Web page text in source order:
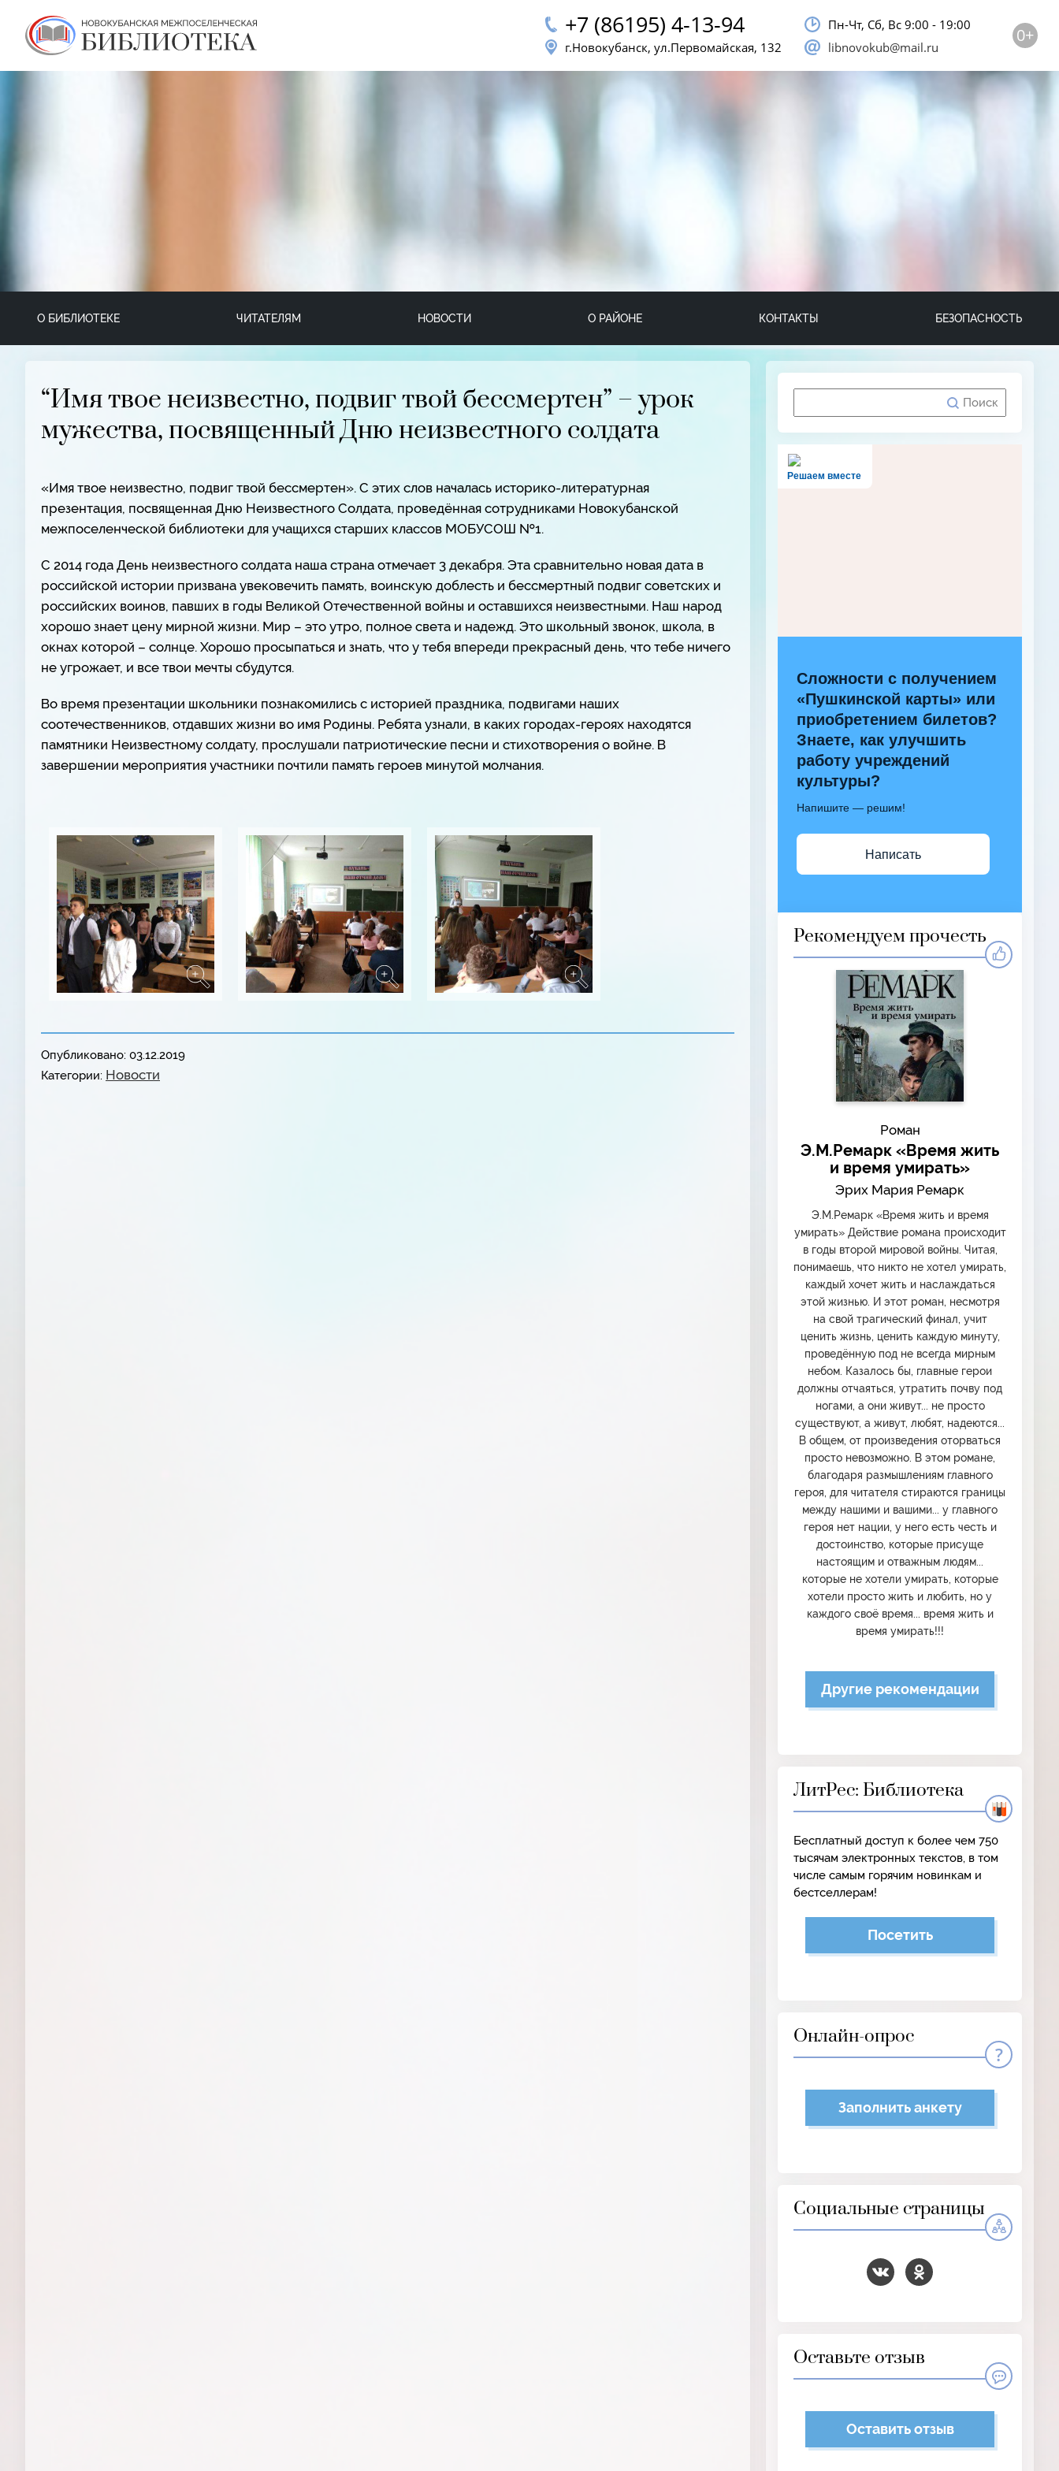
0+
+7 (86195) 4-13-94
г.Новокубанск, ул.Первомайская, 132
Пн-Чт, Сб, Bc 9:00 - 19:00
libnovokub@mail.ru
О БИБЛИОТЕКЕ ЧИТАТЕЛЯМ НОВОСТИ О РАЙОНЕ КОНТАКТЫ БЕЗОПАСНОСТЬ
“Имя твое неизвестно, подвиг твой бессмертен” – урок
мужества, посвященный Дню неизвестного солдата
«Имя твое неизвестно, подвиг твой бессмертен». С этих слов началась историко-литературная
презентация, посвященная Дню Неизвестного Солдата, проведённая сотрудниками Новокубанской
межпоселенческой библиотеки для учащихся старших классов МОБУСОШ №1.
С 2014 года День неизвестного солдата наша страна отмечает 3 декабря. Эта сравнительно новая дата в
российской истории призвана увековечить память, воинскую доблесть и бессмертный подвиг советских и
российских воинов, павших в годы Великой Отечественной войны и оставшихся неизвестными. Наш народ
хорошо знает цену мирной жизни. Мир – это утро, полное света и надежд. Это школьный звонок, школа, в
окнах которой – солнце. Хорошо просыпаться и знать, что у тебя впереди прекрасный день, что тебе ничего
не угрожает, и все твои мечты сбудутся.
Во время презентации школьники познакомились с историей праздника, подвигами наших
соотечественников, отдавших жизни во имя Родины. Ребята узнали, в каких городах-героях находятся
памятники Неизвестному солдату, прослушали патриотические песни и стихотворения о войне. В
завершении мероприятия участники почтили память героев минутой молчания.
Опубликовано: 03.12.2019
Категории: Новости
Решаем вместе
Сложности с получением
«Пушкинской карты» или
приобретением билетов?
Знаете, как улучшить
работу учреждений
культуры?
Напишите — решим!
Написать
Рекомендуем прочесть
Роман
Э.М.Ремарк «Время жить
и время умирать»
Эрих Мария Ремарк
Э.М.Ремарк «Время жить и время
умирать» Действие романа происходит
в годы второй мировой войны. Читая,
понимаешь, что никто не хотел умирать,
каждый хочет жить и наслаждаться
этой жизнью. И этот роман, несмотря
на свой трагический финал, учит
ценить жизнь, ценить каждую минуту,
проведённую под не всегда мирным
небом. Казалось бы, главные герои
должны отчаяться, утратить почву под
ногами, а они живут... не просто
существуют, а живут, любят, надеются...
В общем, от произведения оторваться
просто невозможно. В этом романе,
благодаря размышлениям главного
героя, для читателя стираются границы
между нашими и вашими... у главного
героя нет нации, у него есть честь и
достоинство, которые присуще
настоящим и отважным людям...
которые не хотели умирать, которые
хотели просто жить и любить, но у
каждого своё время... время жить и
время умирать!!!
Другие рекомендации
ЛитРес: Библиотека
Бесплатный доступ к более чем 750
тысячам электронных текстов, в том
числе самым горячим новинкам и
бестселлерам!
Посетить
Онлайн-опрос
Заполнить анкету
Социальные страницы
Оставьте отзыв
Оставить отзыв